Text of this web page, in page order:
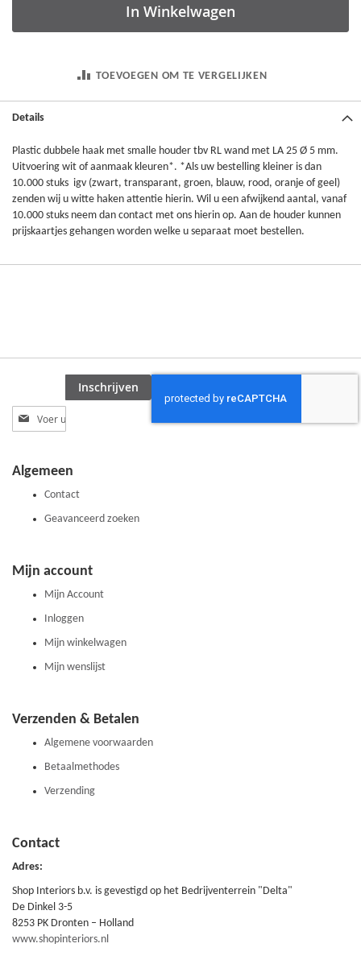
In Winkelwagen
TOEVOEGEN OM TE VERGELIJKEN
Details
Plastic dubbele haak met smalle houder tbv RL wand met LA 25 Ø 5 mm.
Uitvoering wit of aanmaak kleuren*. *Als uw bestelling kleiner is dan
10.000 stuks igv (zwart, transparant, groen, blauw, rood, oranje of geel)
zenden wij u witte haken attentie hierin. Wil u een afwijkend aantal, vanaf
10.000 stuks neem dan contact met ons hierin op. Aan de houder kunnen
prijskaartjes gehangen worden welke u separaat moet bestellen.
Abonneer
u
nieuwsbrief
Inschrijven
Algemeen
Contact
Geavanceerd zoeken
Mijn account
Mijn Account
Inloggen
Mijn winkelwagen
Mijn wenslijst
Verzenden & Betalen
Algemene voorwaarden
Betaalmethodes
Verzending
Contact
Adres:
Shop Interiors b.v. is gevestigd op het Bedrijventerrein "Delta"
De Dinkel 3-5
8253 PK Dronten – Holland
www.shopinteriors.nl